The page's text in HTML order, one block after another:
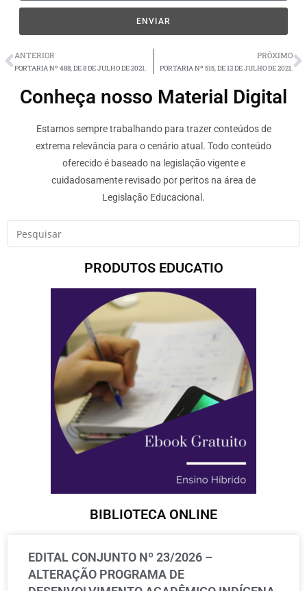
ENVIAR
ANTERIOR
PORTARIA Nº 488, DE 8 DE JULHO DE 2021.
PRÓXIMO
PORTARIA Nº 515, DE 13 DE JULHO DE 2021.
Conheça nosso Material Digital
Estamos sempre trabalhando para trazer conteúdos de
extrema relevância para o cenário atual. Todo conteúdo
oferecido é baseado na legislação vigente e
cuidadosamente revisado por peritos na área de
Legislação Educacional.
PRODUTOS EDUCATIO
BIBLIOTECA ONLINE
EDITAL CONJUNTO Nº 23/2026 –
ALTERAÇÃO PROGRAMA DE